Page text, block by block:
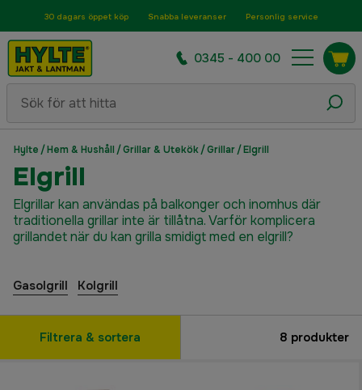
30 dagars öppet köp Snabba leveranser Personlig service
0345 - 400 00
Hylte /Hem & Hushåll /Grillar & Utekök/Grillar/Elgrill
Elgrill
Elgrillar kan användas på balkonger och inomhus där
traditionella grillar inte är tillåtna. Varför komplicera
grillandet när du kan grilla smidigt med en elgrill?
Gasolgrill Kolgrill
Filtrera & sortera 8 produkter